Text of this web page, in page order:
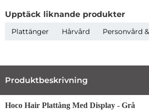
Upptäck liknande produkter
Plattänger Hårvård Personvård
Produktbeskrivning
Produktbeskrivning
Hoco Hair Plattång Med Display - Grå